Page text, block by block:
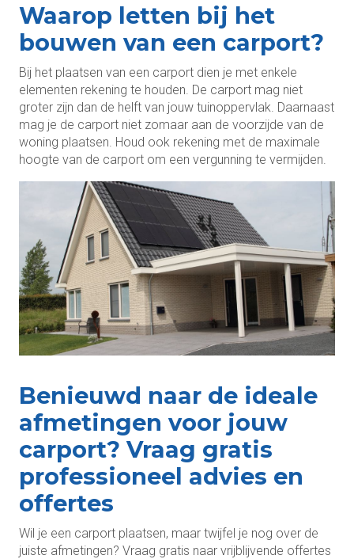
Waarop letten bij het
bouwen van een carport?
Bij het plaatsen van een carport dien je met enkele
elementen rekening te houden. De carport mag niet
groter zijn dan de helft van jouw tuinoppervlak. Daarnaast
mag je de carport niet zomaar aan de voorzijde van de
woning plaatsen. Houd ook rekening met de maximale
hoogte van de carport om een vergunning te vermijden.
Benieuwd naar de ideale
afmetingen voor jouw
carport? Vraag gratis
professioneel advies en
offertes
Wil je een carport plaatsen, maar twijfel je nog over de
juiste afmetingen? Vraag gratis naar vrijblijvende offertes